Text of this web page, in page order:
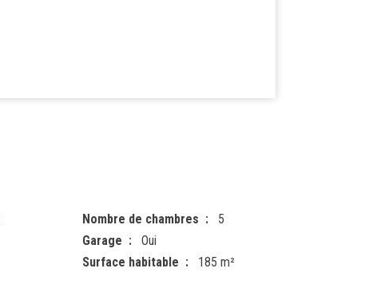
Nombre de chambres
5
Garage
Oui
Surface habitable
185 m²